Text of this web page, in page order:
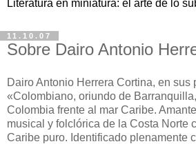
Literatura en miniatura: el arte de lo
11.10.07
Sobre Dairo Antonio
Dairo Antonio Herrera Cortina, en sus
«Colombiano, oriundo de
Colombia frente al mar Caribe.
musical y folclórica de la Costa Norte
Caribe puro. Identificado plenamente